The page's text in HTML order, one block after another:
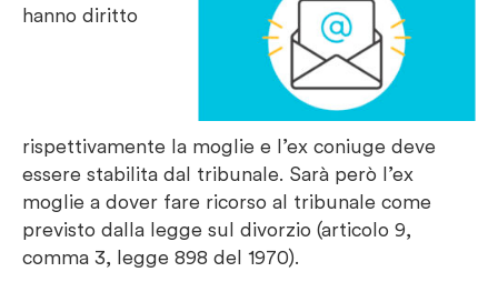
hanno diritto
rispettivamente la moglie e l’ex coniuge deve
essere stabilita dal tribunale. Sarà però l’ex
moglie a dover fare ricorso al tribunale come
previsto dalla legge sul divorzio (articolo 9,
comma 3, legge 898 del 1970).